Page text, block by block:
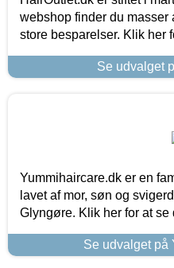
webshop finder du masser
store besparelser. Klik her
Se udvalget
Yummihaircare.dk er en
lavet af mor, søn og
Glyngøre. Klik her for at se
Se udvalget på